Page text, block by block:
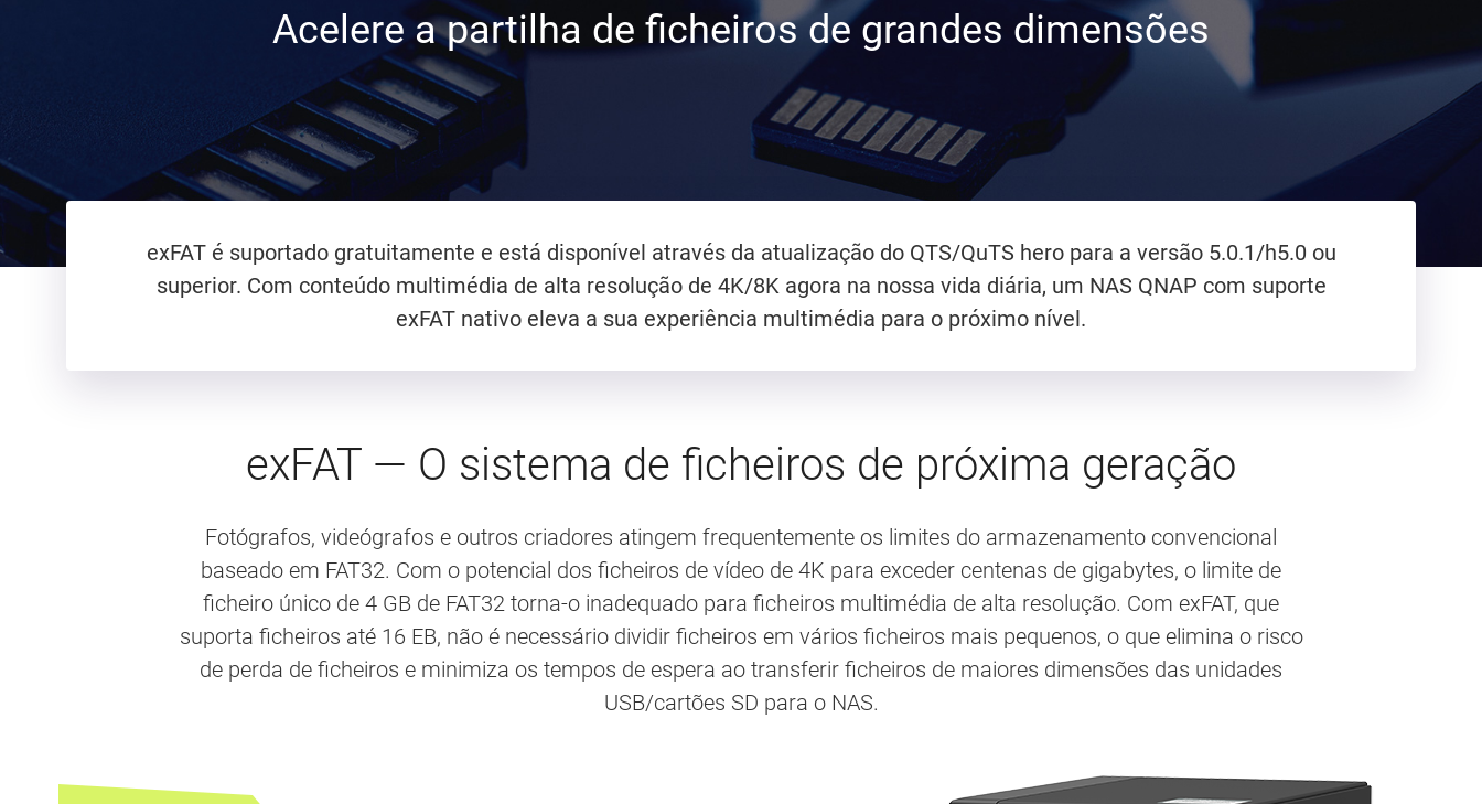
Acelere a partilha de ficheiros de grandes dimensões
exFAT é suportado gratuitamente e está disponível através da atualização do QTS/QuTS hero para a versão 5.0.1/h5.0 ou
superior. Com conteúdo multimédia de alta resolução de 4K/8K agora na nossa vida diária, um NAS QNAP com suporte
exFAT nativo eleva a sua experiência multimédia para o próximo nível.
exFAT — O sistema de ficheiros de próxima geração
Fotógrafos, videógrafos e outros criadores atingem frequentemente os limites do armazenamento convencional
baseado em FAT32. Com o potencial dos ficheiros de vídeo de 4K para exceder centenas de gigabytes, o limite de
ficheiro único de 4 GB de FAT32 torna-o inadequado para ficheiros multimédia de alta resolução. Com exFAT, que
suporta ficheiros até 16 EB, não é necessário dividir ficheiros em vários ficheiros mais pequenos, o que elimina o risco
de perda de ficheiros e minimiza os tempos de espera ao transferir ficheiros de maiores dimensões das unidades
USB/cartões SD para o NAS.